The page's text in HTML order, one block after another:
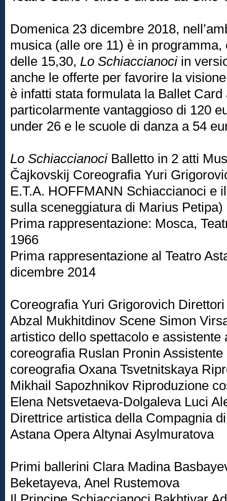
Domenica 23 dicembre 2018,
musica (alle ore 11) è in
delle 15,30, Lo Schiaccianociin
anche le offerte per favorire la
è infatti stata formulata la Ballet
particolarmente vantaggioso di 120
under 26 e le scuole di danza a 54
Lo SchiaccianociBalletto in 2 atti
Čajkovskij Coreografia Yuri
E.T.A. HOFFMANN Schiaccianoci e
sulla sceneggiatura di Marius Petipa)
Prima rappresentazione: Mosca,
1966
Prima rappresentazione al Teatro
dicembre 2014
Coreografia Yuri Grigorovich
Abzal Mukhitdinov Scene Simon
artistico dello spettacolo e assistente
coreografia Ruslan Pronin
coreografia Oxana Tsvetnitskaya
Mikhail Sapozhnikov Riproduzione
Elena Netsvetaeva-Dolgaleva Luci
Direttrice artistica della Compagnia
Astana Opera Altynai Asylmuratova
Primi ballerini Clara Madina
Beketayeva, Anel Rustemova